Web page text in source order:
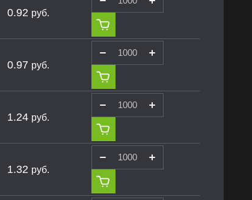
0.92 руб.
0.97 руб.
1.24 руб.
1.32 руб.